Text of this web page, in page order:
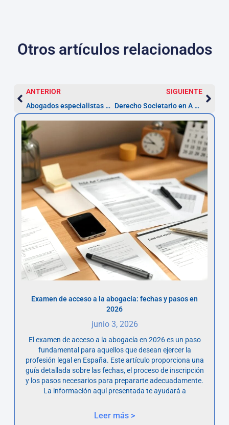
Otros artículos relacionados
ANTERIOR
Abogados especialistas en Derecho Procesal — A Coruña (2026)
SIGUIENTE
Derecho Societario en A Coruña: abogados expertos (2026)
Examen de acceso a la abogacía: fechas y pasos en
2026
junio 3, 2026
El examen de acceso a la abogacía en 2026 es un paso
fundamental para aquellos que desean ejercer la
profesión legal en España. Este artículo proporciona una
guía detallada sobre las fechas, el proceso de inscripción
y los pasos necesarios para prepararte adecuadamente.
La información aquí presentada te ayudará a
Leer más >